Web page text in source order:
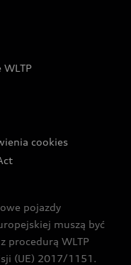
w Warszawie
w
WLTP
cookies
pojazdy
muszą być
procedurą WLTP
(UE) 2017/1151.